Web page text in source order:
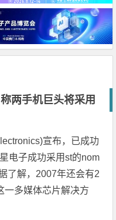
两手机巨头将采用
宣布，已成功
电子成功采用st的nom
了解，2007年还会有2
一多媒体芯片解决方